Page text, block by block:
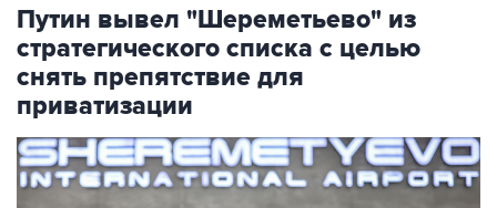
Путин вывел "Шереметьево" из
стратегического списка с целью
снять препятствие для
приватизации